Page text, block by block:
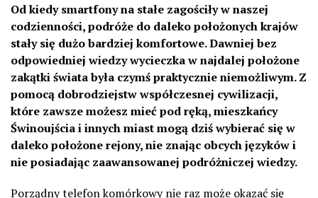
Od kiedy smartfony na stałe zagościły w naszej
codzienności, podróże do daleko położonych krajów
stały się dużo bardziej komfortowe. Dawniej bez
odpowiedniej wiedzy wycieczka w najdalej położone
zakątki świata była czymś praktycznie niemożliwym. Z
pomocą dobrodziejstw współczesnej cywilizacji,
które zawsze możesz mieć pod ręką, mieszkańcy
Świnoujścia i innych miast mogą dziś wybierać się w
daleko położone rejony, nie znając obcych języków i
nie posiadając zaawansowanej podróżniczej wiedzy.
Porządny telefon komórkowy nie raz może okazać się